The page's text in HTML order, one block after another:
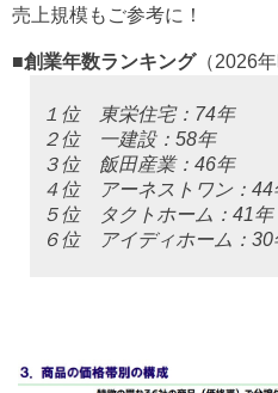
売上規模もご参考に！
■創業年数ランキング（2026年
１位 東栄住宅：74年
２位 一建設：58年
３位 飯田産業：46年
４位 アーネストワン：44
５位 タクトホーム：41年
６位 アイディホーム：30